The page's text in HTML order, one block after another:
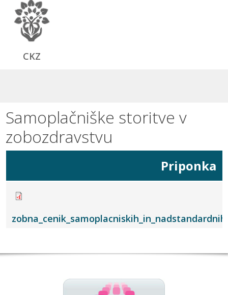
CKZ
Samoplačniške storitve v
zobozdravstvu
Priponka